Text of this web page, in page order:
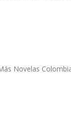
Novelas